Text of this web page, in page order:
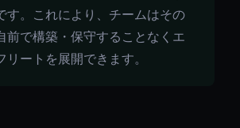
す。これにより、チームはその
前で構築・保守することなくエ
リートを展開できます。